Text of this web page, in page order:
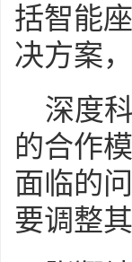
括智能
决方案
深度
的合作
面临的
要调整